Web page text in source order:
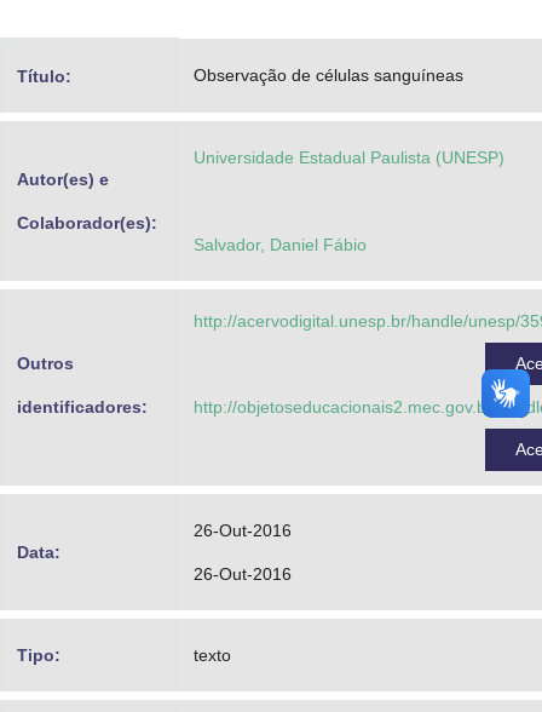
Advocacia-Geral da União
Planalto
Título: Observação de células sanguíneas
Autor(es) e
Colaborador(es):
Universidade Estadual Paulista (UNESP)
Salvador, Daniel Fábio
Outros
identificadores:
http://acervodigital.unesp.br/handle/unesp/
http://objetoseducacionais2.mec.gov.br/
Data:
26-Out-2016
26-Out-2016
Tipo: texto